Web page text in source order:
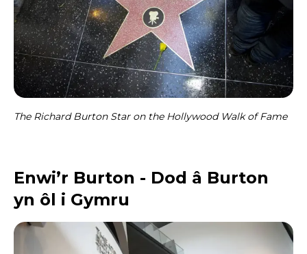
The Richard Burton Star on the Hollywood Walk of Fame
Enwi’r Burton - Dod â Burton
yn ôl i Gymru